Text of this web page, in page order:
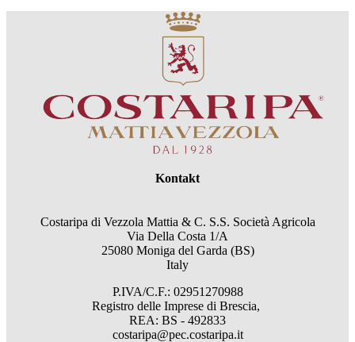
Kontakt
Costaripa di Vezzola Mattia & C. S.S. Società Agricola
Via Della Costa 1/A
25080 Moniga del Garda (BS)
Italy
P.IVA/C.F.: 02951270988
Registro delle Imprese di Brescia,
REA: BS - 492833
costaripa@pec.costaripa.it